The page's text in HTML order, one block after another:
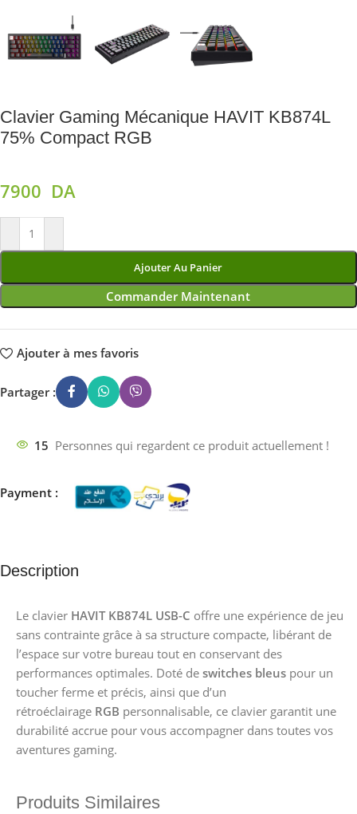
Clavier Gaming Mécanique HAVIT KB874L
75% Compact RGB
7900 DA
Ajouter Au Panier
Commander Maintenant
Ajouter à mes favoris
Partager :
15 Personnes qui regardent ce produit actuellement !
Payment :
Description
Le clavier HAVIT KB874L USB-C offre une expérience de jeu
sans contrainte grâce à sa structure compacte, libérant de
l’espace sur votre bureau tout en conservant des
performances optimales. Doté de switches bleus pour un
toucher ferme et précis, ainsi que d’un
rétroéclairage RGB personnalisable, ce clavier garantit une
durabilité accrue pour vous accompagner dans toutes vos
aventures gaming.
Produits Similaires